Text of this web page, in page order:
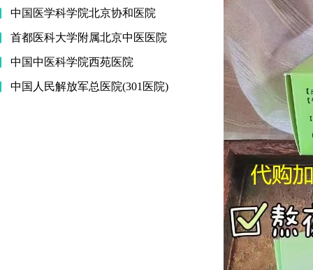
中国医学科学院北京协和医院
首都医科大学附属北京中医医院
中国中医科学院西苑医院
中国人民解放军总医院(301医院)